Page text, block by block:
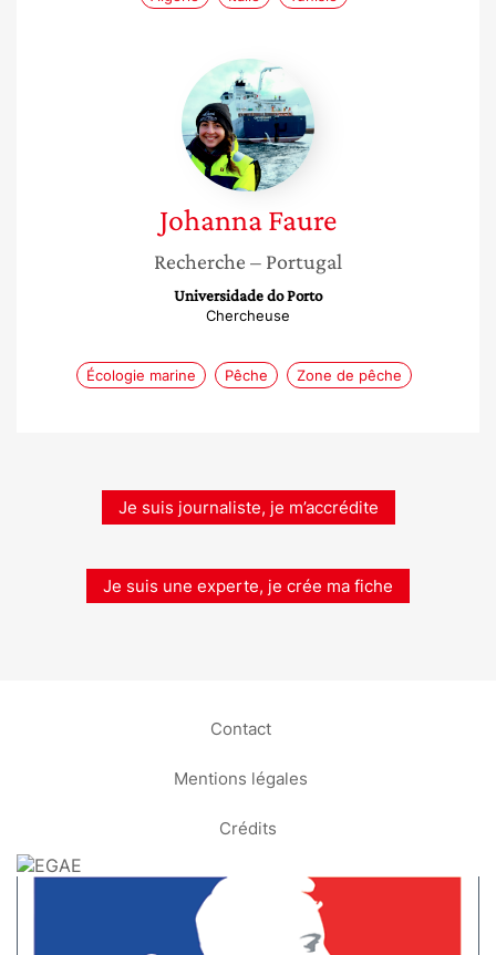
Johanna
Faure
JohannaFaure
Recherche – Portugal
Universidade do Porto
Chercheuse
Écologie marine Pêche Zone de pêche
Je suis journaliste, je m’accrédite
Je suis une experte, je crée ma fiche
Contact
Mentions légales
Crédits